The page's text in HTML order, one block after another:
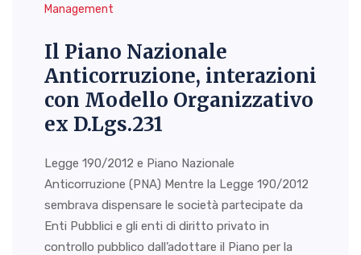
Management
Il Piano Nazionale
Anticorruzione, interazioni
con Modello Organizzativo
ex D.Lgs.231
Legge 190/2012 e Piano Nazionale
Anticorruzione (PNA) Mentre la Legge 190/2012
sembrava dispensare le società partecipate da
Enti Pubblici e gli enti di diritto privato in
controllo pubblico dall’adottare il Piano per la